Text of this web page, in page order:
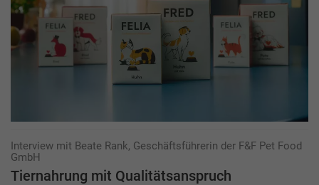
Interview mit Beate Rank, Geschäftsführerin der F&F Pet Food
GmbH
Tiernahrung mit Qualitätsanspruch